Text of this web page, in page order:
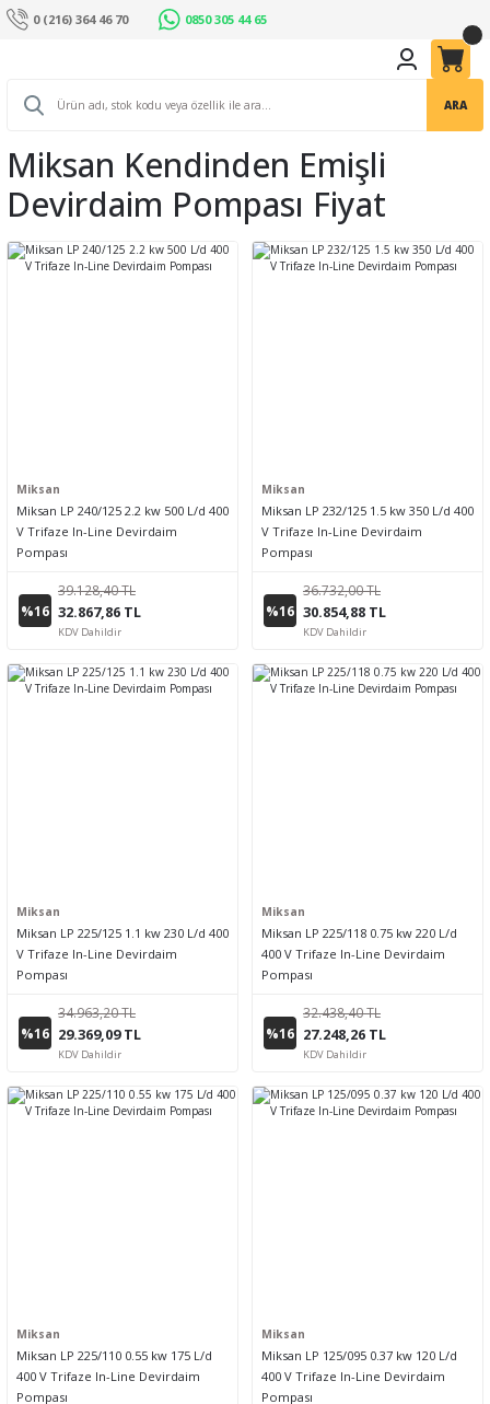
0 (216) 364 46 70 0850 305 44 65
ARA
Miksan Kendinden Emişli
Devirdaim Pompası Fiyat
Miksan
Miksan LP 240/125 2.2 kw 500 L/d 400
V Trifaze In-Line Devirdaim
Pompası
%16
39.128,40 TL
32.867,86 TL
KDV Dahildir
Miksan
Miksan LP 232/125 1.5 kw 350 L/d 400
V Trifaze In-Line Devirdaim
Pompası
%16
36.732,00 TL
30.854,88 TL
KDV Dahildir
Miksan
Miksan LP 225/125 1.1 kw 230 L/d 400
V Trifaze In-Line Devirdaim
Pompası
%16
34.963,20 TL
29.369,09 TL
KDV Dahildir
Miksan
Miksan LP 225/118 0.75 kw 220 L/d
400 V Trifaze In-Line Devirdaim
Pompası
%16
32.438,40 TL
27.248,26 TL
KDV Dahildir
Miksan
Miksan LP 225/110 0.55 kw 175 L/d
400 V Trifaze In-Line Devirdaim
Pompası
Miksan
Miksan LP 125/095 0.37 kw 120 L/d
400 V Trifaze In-Line Devirdaim
Pompası